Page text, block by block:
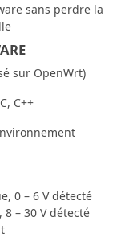
sans perdre la
sur OpenWrt)
C++
0 – 6 V détecté
– 30 V détecté